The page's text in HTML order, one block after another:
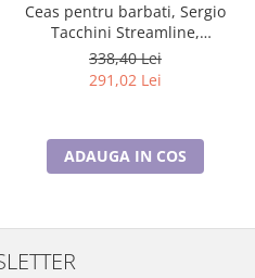
Ceas pentru barbati, Sergio
Tacchini Streamline,
ST.1.10196.6
338,40 Lei
291,02 Lei
ADAUGA IN COS